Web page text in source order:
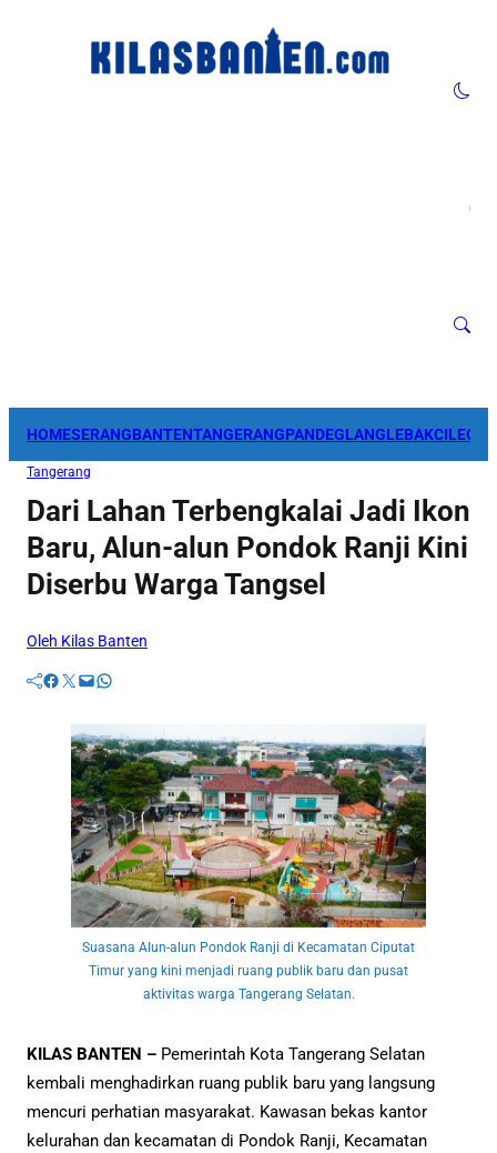
HOMESERANGBANTENTANGERANGPANDEGLANGLEBAK
Tangerang
Dari Lahan Terbengkalai Jadi Ikon
Baru, Alun-alun Pondok Ranji Kini
Diserbu Warga Tangsel
Oleh Kilas Banten
Facebook Twitter Mail WhatsApp
Suasana Alun-alun Pondok Ranji di Kecamatan Ciputat
Timur yang kini menjadi ruang publik baru dan pusat
aktivitas warga Tangerang Selatan.
KILAS BANTEN – Pemerintah Kota Tangerang Selatan
kembali menghadirkan ruang publik baru yang langsung
mencuri perhatian masyarakat. Kawasan bekas kantor
kelurahan dan kecamatan di Pondok Ranji, Kecamatan